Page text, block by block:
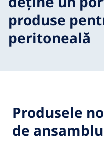
produse
peritoneală
Produsele
de ansamblu